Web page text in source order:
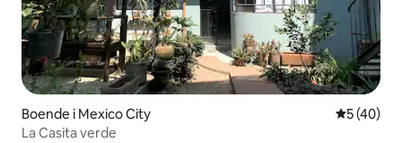
Boende i Mexico City 5 av 5 i
5 (40)
La Casita verde